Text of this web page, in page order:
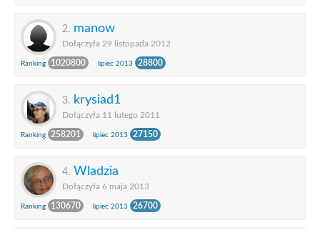
2. manow
Dołączyła 29 listopada 2012
Ranking 1020800 lipiec 2013 28800
3. krysiad1
Dołączyła 11 lutego 2011
Ranking 258201 lipiec 2013 27150
4. Wladzia
Dołączyła 6 maja 2013
Ranking 130670 lipiec 2013 26700